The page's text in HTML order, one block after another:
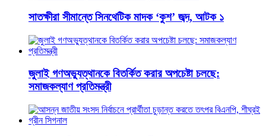
সাতক্ষীরা সীমান্তে সিনথেটিক মাদক ‘কুশ’ জব্দ, আটক ১
জুলাই গণঅভ্যুত্থানকে বিতর্কিত করার অপচেষ্টা চলছে:
সমাজকল্যাণ প্রতিমন্ত্রী